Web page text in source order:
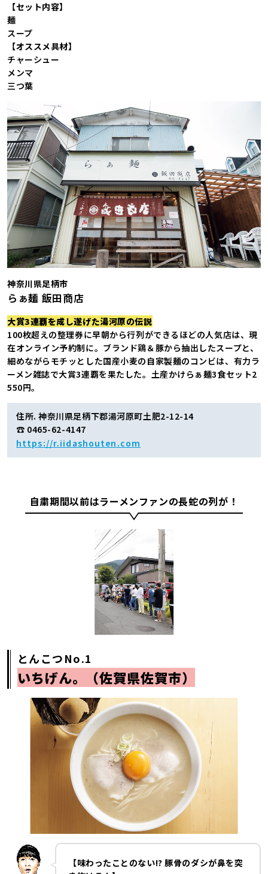
【セット内容】
麺
スープ
【オススメ具材】
チャーシュー
メンマ
三つ葉
神奈川県足柄市
らぁ麺 飯田商店
大賞3連覇を成し遂げた湯河原の伝説
100枚超えの整理券に早朝から行列ができるほどの人気店は、現
在オンライン予約制に。ブランド鶏＆豚から抽出したスープと、
細めながらモチッとした国産小麦の自家製麺のコンビは、有力ラ
ーメン雑誌で大賞3連覇を果たした。土産かけらぁ麺3食セット2
550円。
住所. 神奈川県足柄下郡湯河原町土肥2-12-14
☎ 0465-62-4147
https://r.iidashouten.com
自粛期間以前はラーメンファンの長蛇の列が！
とんこつNo.1
いちげん。（佐賀県佐賀市）
【味わったことのない!? 豚骨のダシが鼻を突